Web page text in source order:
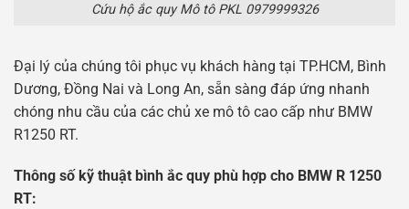
Cứu hộ ắc quy Mô tô PKL 0979999326
Đại lý của chúng tôi phục vụ khách hàng tại TP.HCM, Bình
Dương, Đồng Nai và Long An, sẵn sàng đáp ứng nhanh
chóng nhu cầu của các chủ xe mô tô cao cấp như BMW
R1250 RT.
Thông số kỹ thuật bình ắc quy phù hợp cho BMW R 1250
RT: